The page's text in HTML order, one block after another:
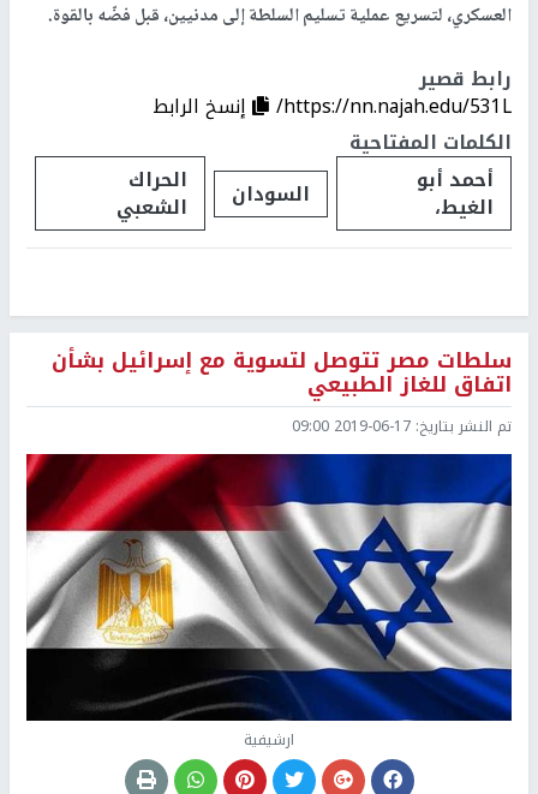
العسكري، لتسريع عملية تسليم السلطة إلى مدنيين، قبل فضّه بالقوة.
رابط قصير
https://nn.najah.edu/531L/
إنسخ الرابط
الكلمات المفتاحية
أحمد أبو
الغيط، السودان الحراك
الشعبي
سلطات مصر تتوصل لتسوية مع إسرائيل بشأن
اتفاق للغاز الطبيعي
تم النشر بتاريخ: 2019-06-17 09:00
ارشيفية